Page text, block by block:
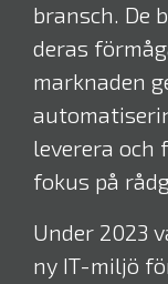
bransch. De
deras
marknaden
leverera och
fokus på
Under 2023
ny IT-miljö